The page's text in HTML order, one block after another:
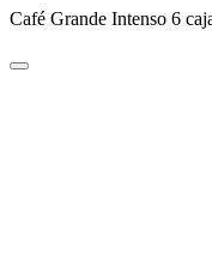
Café Grande Intenso 6